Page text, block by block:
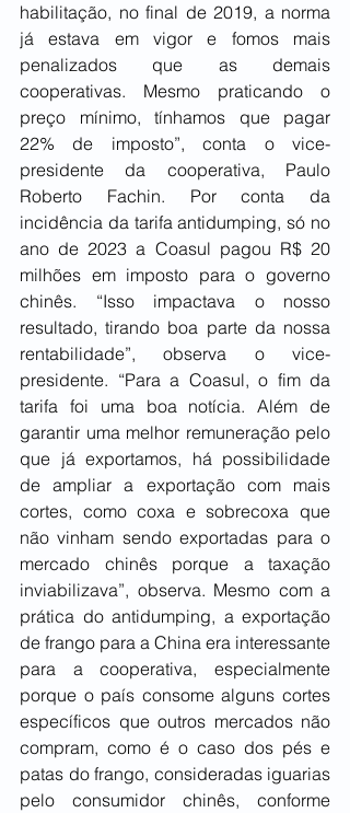
habilitação, no final de 2019, a norma
já estava em vigor e fomos mais
penalizados que as demais
cooperativas. Mesmo praticando o
preço mínimo, tínhamos que pagar
22% de imposto”, conta o vice-
presidente da cooperativa, Paulo
Roberto Fachin. Por conta da
incidência da tarifa antidumping, só no
ano de 2023 a Coasul pagou R$ 20
milhões em imposto para o governo
chinês. “Isso impactava o nosso
resultado, tirando boa parte da nossa
rentabilidade”, observa o vice-
presidente. “Para a Coasul, o fim da
tarifa foi uma boa notícia. Além de
garantir uma melhor remuneração pelo
que já exportamos, há possibilidade
de ampliar a exportação com mais
cortes, como coxa e sobrecoxa que
não vinham sendo exportadas para o
mercado chinês porque a taxação
inviabilizava”, observa. Mesmo com a
prática do antidumping, a exportação
de frango para a China era interessante
para a cooperativa, especialmente
porque o país consome alguns cortes
específicos que outros mercados não
compram, como é o caso dos pés e
patas do frango, consideradas iguarias
pelo consumidor chinês, conforme